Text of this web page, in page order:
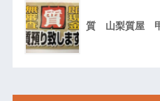
質 山梨質屋